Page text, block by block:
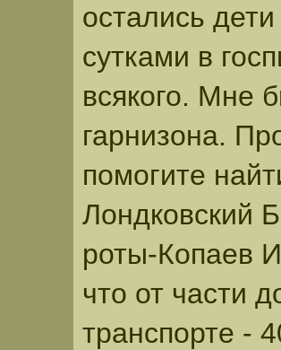
остались
сутками в
всякого. Мне
гарнизона.
помогите
Лондковский
роты-Копаев
что от части
транспорте -